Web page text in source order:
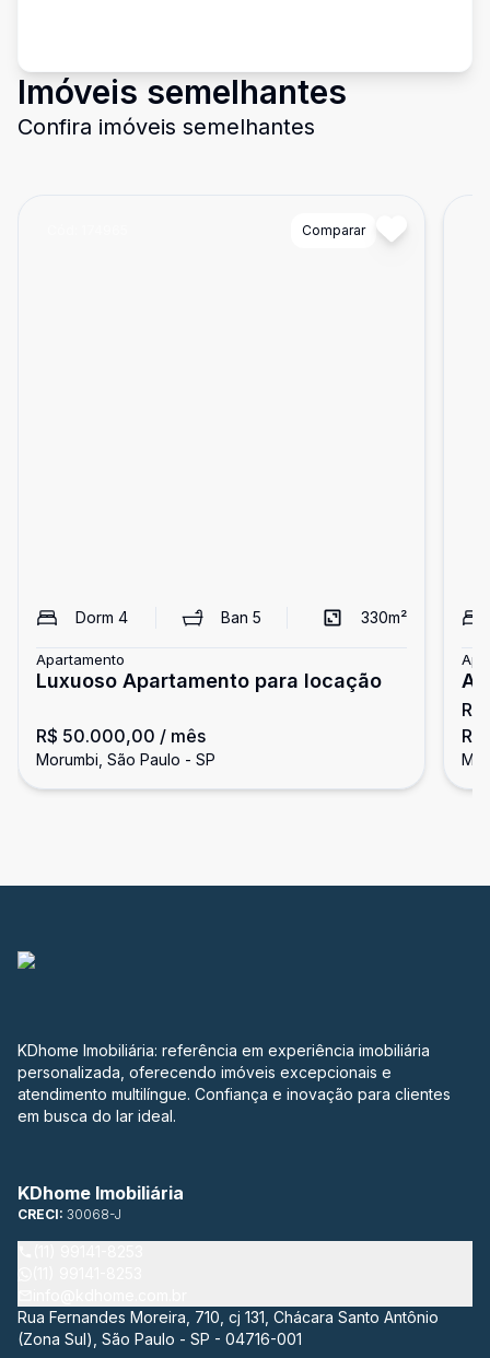
Imóveis semelhantes
Confira imóveis semelhantes
Comparar
Dorm 4 Ban5 330m²
Apartamento
Luxuoso Apartamento para locação
R$ 50.000,00 / mês
Morumbi, São Paulo - SP
KDhome Imobiliária: referência em experiência imobiliária
personalizada, oferecendo imóveis excepcionais e
atendimento multilíngue. Confiança e inovação para clientes
em busca do lar ideal.
KDhome Imobiliária
CRECI: 30068-J
Rua Fernandes Moreira, 710, cj 131, Chácara Santo Antônio
(Zona Sul), São Paulo - SP - 04716-001